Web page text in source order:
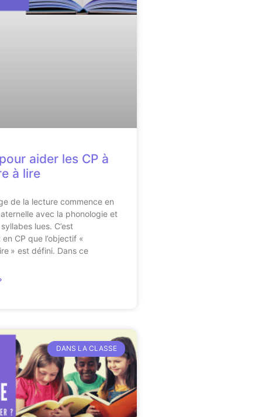
aider les CP à
à lire
de la lecture commence en
avec la phonologie et
lues. C’est
CP que l’objectif «
» est défini. Dans ce
DANS LA CLASSE